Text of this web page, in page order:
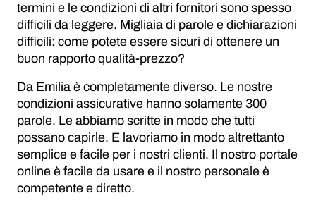
termini e le condizioni di altri fornitori sono spesso
difficili da leggere. Migliaia di parole e dichiarazioni
difficili: come potete essere sicuri di ottenere un
buon rapporto qualità-prezzo?
Da Emilia è completamente diverso. Le nostre
condizioni assicurative hanno solamente 300
parole. Le abbiamo scritte in modo che tutti
possano capirle. E lavoriamo in modo altrettanto
semplice e facile per i nostri clienti. Il nostro portale
online è facile da usare e il nostro personale è
competente e diretto.